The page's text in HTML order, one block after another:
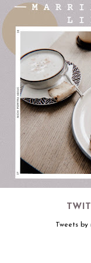
Tweets